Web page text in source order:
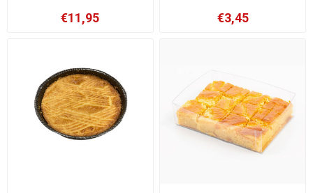
€11,95 €3,45